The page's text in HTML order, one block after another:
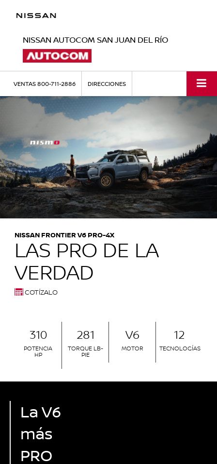
NISSAN AUTOCOM SAN JUAN DEL RÍO
VENTAS800-711-2886 DIRECCIONES
NISSAN FRONTIER V6 PRO-4X
LAS PRO DE LA
VERDAD
COTÍZALO
310
POTENCIA
HP
281
TORQUE LB-
PIE
V6
MOTOR
12
TECNOLOGÍAS
La V6
más
PRO